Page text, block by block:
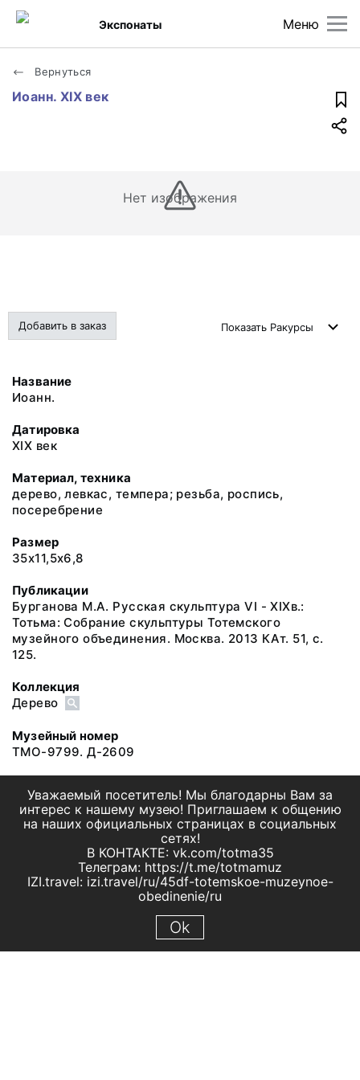
Меню
Экспонаты
Вернуться
Иоанн. XIX век
Нет изображения
Добавить в заказ Показать Ракурсы
Название
Иоанн.
Датировка
XIX век
Материал, техника
дерево, левкас, темпера; резьба, роспись,
посеребрение
Размер
35х11,5х6,8
Публикации
Бурганова М.А. Русская скульптура VI - XIXв.:
Тотьма: Собрание скульптуры Тотемского
музейного объединения. Москва. 2013 КАт. 51, с.
125.
Коллекция
Дерево
Музейный номер
ТМО-9799. Д-2609
Уважаемый посетитель! Мы благодарны Вам за
интерес к нашему музею! Приглашаем к общению
на наших официальных страницах в социальных
сетях!
В КОНТАКТЕ: vk.com/totma35
Телеграм: https://t.me/totmamuz
IZI.travel: izi.travel/ru/45df-totemskoe-muzeynoe-
obedinenie/ru
Ok